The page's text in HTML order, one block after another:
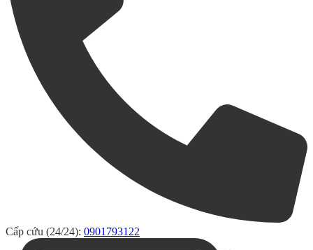
Cấp cứu (24/24): 0901793122